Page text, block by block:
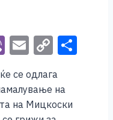
Vi
er
E
ai
l
C
p
y
се одлага
на
на Мицкоски